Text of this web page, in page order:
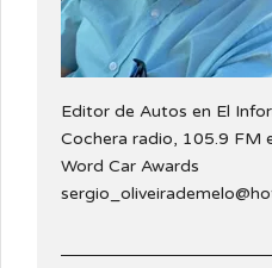
Editor de Autos en El
Cochera radio, 105.9 FM
Word Car Awards